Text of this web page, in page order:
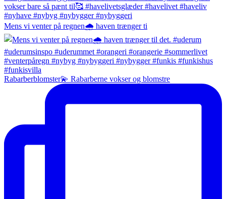
Mens vi venter på regnen🌧️ haven trænger ti
Rabarberblomster💫 Rabarberne vokser og blomstre